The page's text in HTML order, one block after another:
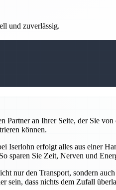
und zuverlässig.
Partner an Ihrer Seite, der Sie
können.
Iserlohn erfolgt alles aus einer
sparen Sie Zeit, Nerven und
nur den Transport, sondern
sein, dass nichts dem Zufall